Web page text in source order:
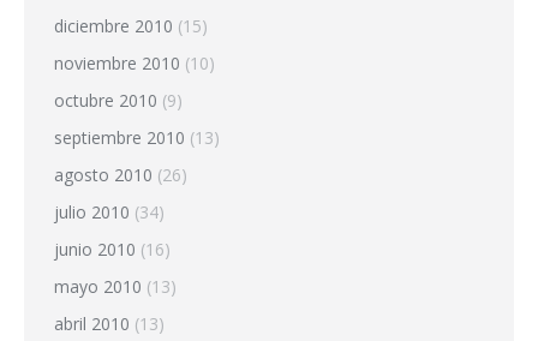
diciembre 2010 (15)
noviembre 2010 (10)
octubre 2010 (9)
septiembre 2010 (13)
agosto 2010 (26)
julio 2010 (34)
junio 2010 (16)
mayo 2010 (13)
abril 2010 (13)